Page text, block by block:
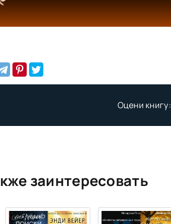
Оцени книгу:
заинтересовать